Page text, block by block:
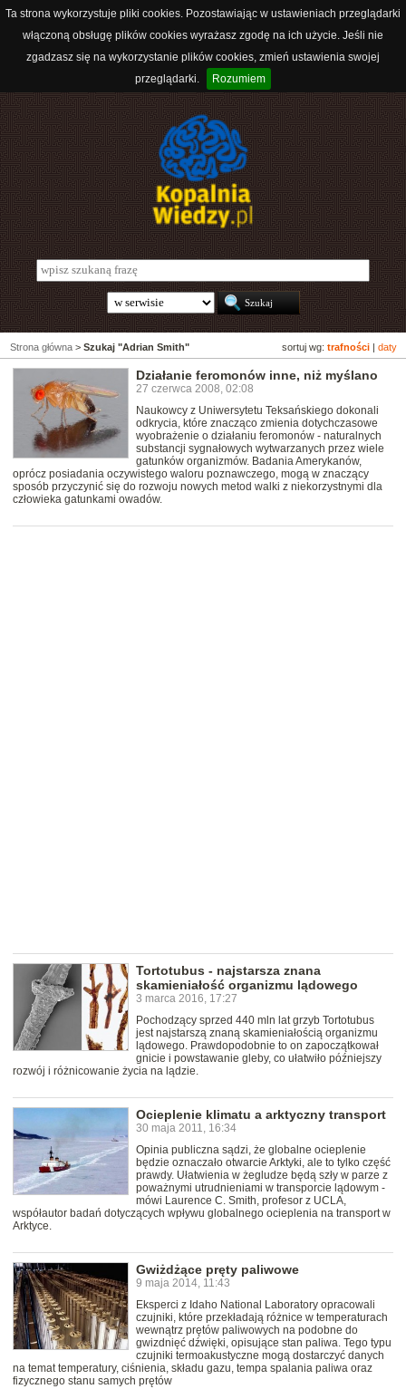
Ta strona wykorzystuje pliki cookies. Pozostawiając w ustawieniach przeglądarki
włączoną obsługę plików cookies wyrażasz zgodę na ich użycie. Jeśli nie
zgadzasz się na wykorzystanie plików cookies, zmień ustawienia swojej
przeglądarki.
Rozumiem
sortuj wg: trafności daty
Strona główna > Szukaj "Adrian Smith"
Działanie feromonów inne, niż myślano
27 czerwca 2008, 02:08
Naukowcy z Uniwersytetu Teksańskiego dokonali
odkrycia, które znacząco zmienia dotychczasowe
wyobrażenie o działaniu feromonów - naturalnych
substancji sygnałowych wytwarzanych przez wiele
gatunków organizmów. Badania Amerykanów,
oprócz posiadania oczywistego waloru poznawczego, mogą w znaczący
sposób przyczynić się do rozwoju nowych metod walki z niekorzystnymi dla
człowieka gatunkami owadów.
Tortotubus - najstarsza znana
skamieniałość organizmu lądowego
3 marca 2016, 17:27
Pochodzący sprzed 440 mln lat grzyb Tortotubus
jest najstarszą znaną skamieniałością organizmu
lądowego. Prawdopodobnie to on zapoczątkował
gnicie i powstawanie gleby, co ułatwiło późniejszy
rozwój i różnicowanie życia na lądzie.
Ocieplenie klimatu a arktyczny transport
30 maja 2011, 16:34
Opinia publiczna sądzi, że globalne ocieplenie
będzie oznaczało otwarcie Arktyki, ale to tylko część
prawdy. Ułatwienia w żegludze będą szły w parze z
poważnymi utrudnieniami w transporcie lądowym -
mówi Laurence C. Smith, profesor z UCLA,
współautor badań dotyczących wpływu globalnego ocieplenia na transport w
Arktyce.
Gwiżdżące pręty paliwowe
9 maja 2014, 11:43
Eksperci z Idaho National Laboratory opracowali
czujniki, które przekładają różnice w temperaturach
wewnątrz prętów paliwowych na podobne do
gwizdnięć dźwięki, opisujące stan paliwa. Tego typu
czujniki termoakustyczne mogą dostarczyć danych
na temat temperatury, ciśnienia, składu gazu, tempa spalania paliwa oraz
fizycznego stanu samych prętów